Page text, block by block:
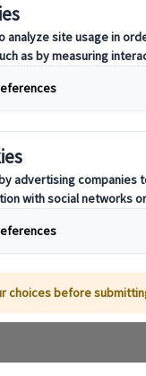
hegy, Tokió, Kamakura